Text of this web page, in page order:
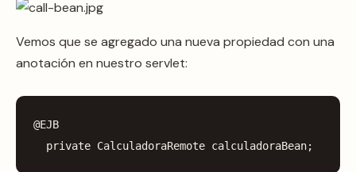
Vemos que se agregado una nueva propiedad con una
anotación en nuestro servlet:
@EJB
private CalculadoraRemote calculadoraBean;